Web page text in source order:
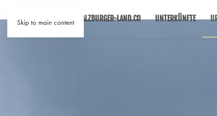
Skip to main content SALZBURGER-LAND.CO UNTERKÜNFTE